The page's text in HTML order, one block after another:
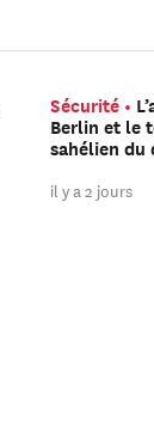
Sécurité
Berlin et le
sahélien du
il y a 2 jours